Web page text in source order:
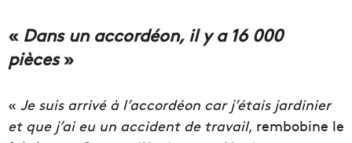
«Dans un accordéon, il y a 16 000
pièces»
« Je suis arrivé à l’accordéon car j’étais jardinier
et que j’ai eu un accident de travail, rembobine le